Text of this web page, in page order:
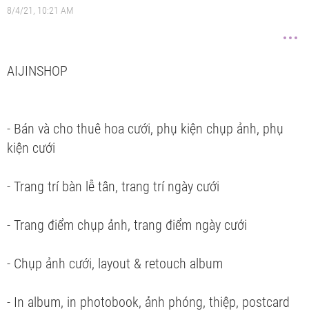
8/4/21, 10:21 AM
AIJINSHOP
- Bán và cho thuê hoa cưới, phụ kiện chụp ảnh, phụ
kiện cưới
- Trang trí bàn lễ tân, trang trí ngày cưới
- Trang điểm chụp ảnh, trang điểm ngày cưới
- Chụp ảnh cưới, layout & retouch album
- In album, in photobook, ảnh phóng, thiệp, postcard